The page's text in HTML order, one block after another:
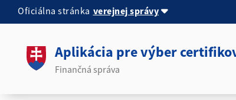
Oficiálna stránka verejnej správy
Aplikácia pre výber
Finančná správa